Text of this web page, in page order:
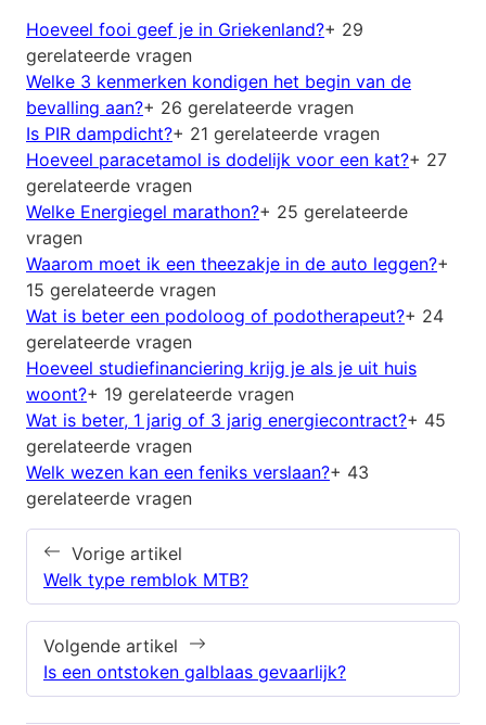
Hoeveel fooi geef je in Griekenland?+ 29
gerelateerde vragen
Welke 3 kenmerken kondigen het begin van de
bevalling aan?+ 26 gerelateerde vragen
Is PIR dampdicht?+ 21 gerelateerde vragen
Hoeveel paracetamol is dodelijk voor een kat?+ 27
gerelateerde vragen
Welke Energiegel marathon?+ 25 gerelateerde
vragen
Waarom moet ik een theezakje in de auto leggen?+
15 gerelateerde vragen
Wat is beter een podoloog of podotherapeut?+ 24
gerelateerde vragen
Hoeveel studiefinanciering krijg je als je uit huis
woont?+ 19 gerelateerde vragen
Wat is beter, 1 jarig of 3 jarig energiecontract?+ 45
gerelateerde vragen
Welk wezen kan een feniks verslaan?+ 43
gerelateerde vragen
Vorige artikel
Welk type remblok MTB?
Volgende artikel
Is een ontstoken galblaas gevaarlijk?